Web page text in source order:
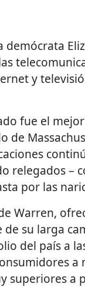
demócrata
y
fue el
de
relegados –
por las
Warren,
su larga
del país a
a
superiores a